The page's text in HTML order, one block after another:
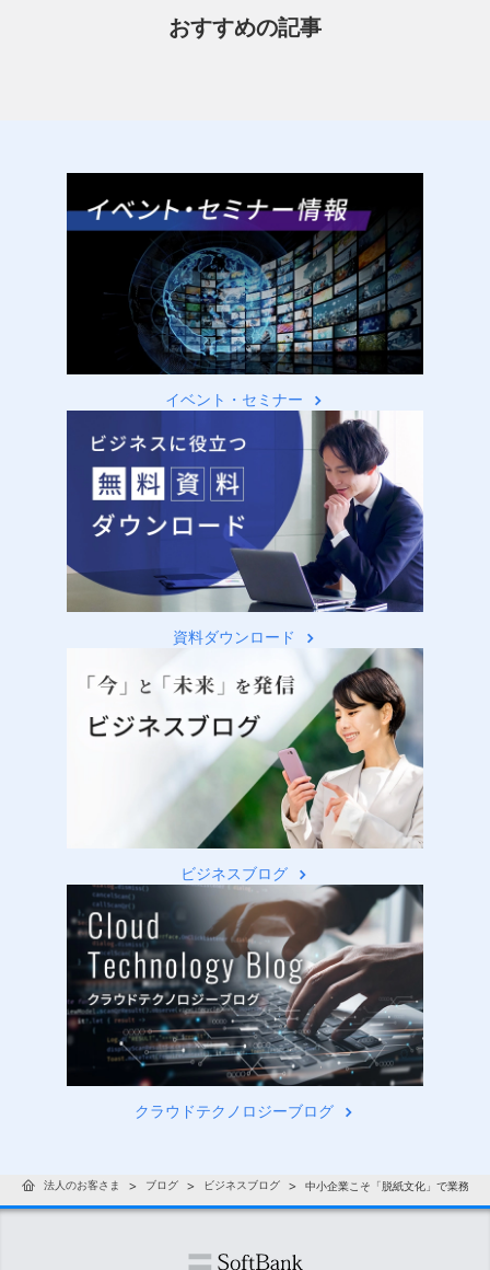
おすすめの記事
イベント・セミナー
資料ダウンロード
ビジネスブログ
クラウドテクノロジーブログ
法人のお客さま ブログ ビジネスブログ 中小企業こそ「脱紙文化」で業務効